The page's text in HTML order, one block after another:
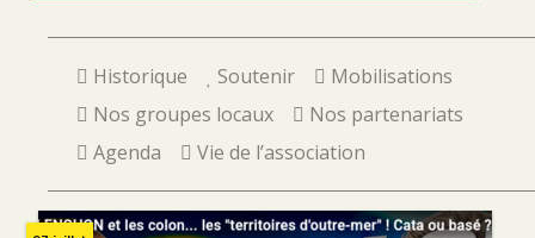
Historique Soutenir
Mobilisations
Nos groupes locaux
Nos partenariats
Agenda
Vie de l’association